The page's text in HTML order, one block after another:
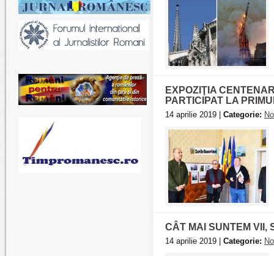
EXPOZIŢIA
PARTICIPAT LA
14 aprilie 2019 | Categorie:
CÂT MAI SUNTEM VII,
14 aprilie 2019 | Categorie: